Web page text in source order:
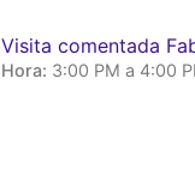
Visita comentada
Hora: 3:00 PM a 4:00